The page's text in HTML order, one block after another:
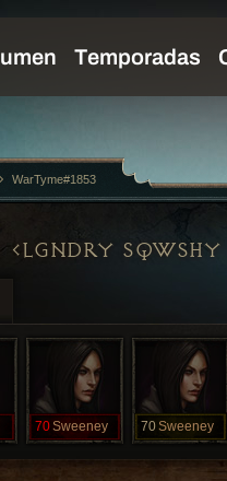
LGNDRY
70Sweeney 70Sweeney
WarTyme#1853